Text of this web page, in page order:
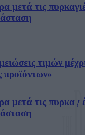
μετά τις
τιμών
μετά τις